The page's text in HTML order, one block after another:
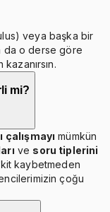
veya başka bir
da o derse göre
kazanırsın.
mi?
çalışmayı mümkün
ve soru tiplerini
kaybetmeden
çoğu